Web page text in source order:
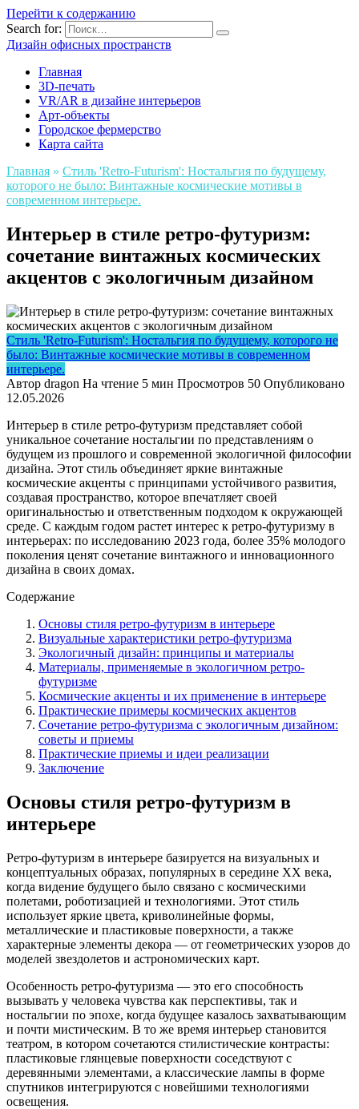
Перейти к содержанию
Search for:
Дизайн офисных пространств
Главная
3D-печать
VR/AR в дизайне интерьеров
Арт-объекты
Городское фермерство
Карта сайта
Главная » Стиль 'Retro-Futurism': Ностальгия по будущему,
которого не было: Винтажные космические мотивы в
современном интерьере.
Интерьер в стиле ретро-футуризм:
сочетание винтажных космических
акцентов с экологичным дизайном
Стиль 'Retro-Futurism': Ностальгия по будущему, которого не
было: Винтажные космические мотивы в современном
интерьере.
Автор dragon На чтение 5 мин Просмотров 50 Опубликовано
12.05.2026
Интерьер в стиле ретро-футуризм представляет собой
уникальное сочетание ностальгии по представлениям о
будущем из прошлого и современной экологичной философии
дизайна. Этот стиль объединяет яркие винтажные
космические акценты с принципами устойчивого развития,
создавая пространство, которое впечатляет своей
оригинальностью и ответственным подходом к окружающей
среде. С каждым годом растет интерес к ретро-футуризму в
интерьерах: по исследованию 2023 года, более 35% молодого
поколения ценят сочетание винтажного и инновационного
дизайна в своих домах.
Содержание
Основы стиля ретро-футуризм в интерьере
Визуальные характеристики ретро-футуризма
Экологичный дизайн: принципы и материалы
Материалы, применяемые в экологичном ретро-
футуризме
Космические акценты и их применение в интерьере
Практические примеры космических акцентов
Сочетание ретро-футуризма с экологичным дизайном:
советы и приемы
Практические приемы и идеи реализации
Заключение
Основы стиля ретро-футуризм в
интерьере
Ретро-футуризм в интерьере базируется на визуальных и
концептуальных образах, популярных в середине XX века,
когда видение будущего было связано с космическими
полетами, роботизацией и технологиями. Этот стиль
использует яркие цвета, криволинейные формы,
металлические и пластиковые поверхности, а также
характерные элементы декора — от геометрических узоров до
моделей звездолетов и астрономических карт.
Особенность ретро-футуризма — это его способность
вызывать у человека чувства как перспективы, так и
ностальгии по эпохе, когда будущее казалось захватывающим
и почти мистическим. В то же время интерьер становится
театром, в котором сочетаются стилистические контрасты:
пластиковые глянцевые поверхности соседствуют с
деревянными элементами, а классические лампы в форме
спутников интегрируются с новейшими технологиями
освещения.